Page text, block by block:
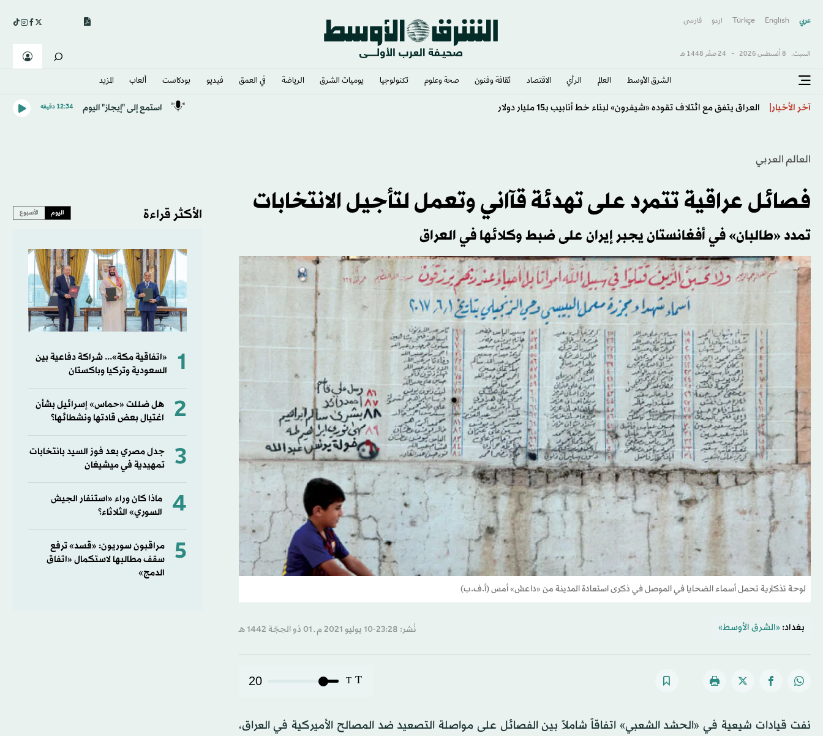
عربي English
Türkçe اردو فارسى
السبت, 8 أغسطس 2026 - 24 صفَر 1448 هـ
الشرق الأوسط​ العالم الرأي الاقتصاد ثقافة وفنون صحة وعلوم تكنولوجيا يوميات الشرق​ الرياضة في العمق فيديو بودكاست ألعاب المزيد
آخر الأخبار عراقجي: إعادة فتح مضيق هرمز تعتمد على شروط مثل التعويض عن الانتهاكات الأميركية استمع إلى "إيجاز" اليوم 12:34 دقيقه
العالم العربي
فصائل عراقية تتمرد على تهدئة قآاني وتعمل لتأجيل الانتخابات
تمدد «طالبان» في أفغانستان يجبر إيران على ضبط وكلائها في العراق
لوحة تذكارية تحمل أسماء الضحايا في الموصل في ذكرى استعادة المدينة من «داعش» أمس (أ.ف.ب)
بغداد: «الشرق الأوسط» نُشر: 23:28-10 يوليو 2021 م ـ 01 ذو الحِجّة 1442 هـ
T
T
20
نفت قيادات شيعية في «الحشد الشعبي» اتفاقاً شاملاً بين الفصائل على مواصلة التصعيد ضد المصالح الأميركية في العراق،
الأكثر قراءة اليوم الأسبوع
1
«اتفاقية مكة»... شراكة دفاعية بين
السعودية وتركيا وباكستان
2
هل ضللت «حماس» إسرائيل بشأن
اغتيال بعض قادتها ونشطائها؟
3
جدل مصري بعد فوز السيد بانتخابات
تمهيدية في ميشيغان
4
ماذا كان وراء «استنفار الجيش
السوري» الثلاثاء؟
5
مراقبون سوريون: «قسد» ترفع
سقف مطالبها لاستكمال «اتفاق
الدمج»